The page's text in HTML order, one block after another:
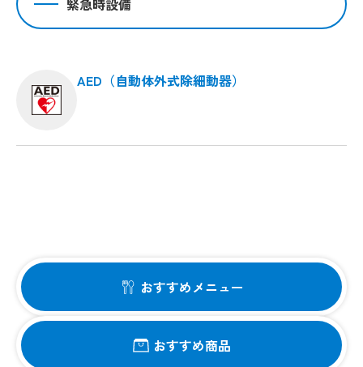
緊急時設備
AED（自動体外式除細動器）
おすすめメニュー
おすすめ商品